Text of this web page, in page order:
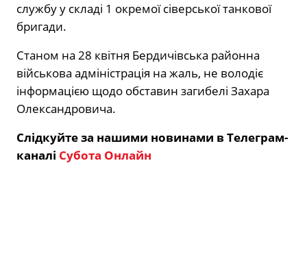
службу у складі 1 окремої сіверської танкової
бригади.
Станом на 28 квітня Бердичівська районна
військова адміністрація на жаль, не володіє
інформацією щодо обставин загибелі Захара
Олександровича.
Слідкуйте за нашими новинами в Телеграм-
каналі Субота Онлайн